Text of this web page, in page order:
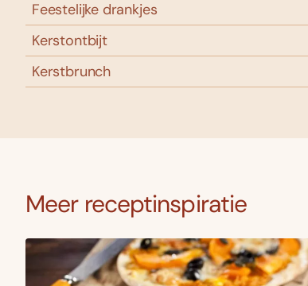
Feestelijke drankjes
Kerstontbijt
Kerstbrunch
Meer receptinspiratie